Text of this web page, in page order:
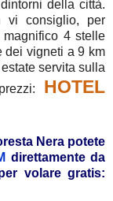
della città.
vi consiglio, per
magnifico 4 stelle
dei vigneti a 9 km
servita sulla
HOTEL
Nera potete
direttamente da
volare gratis: